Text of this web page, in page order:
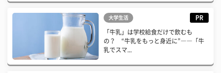
大学生活 PR
「牛乳」は学校給食だけで飲むも
の？ “牛乳をもっと身近に”――「牛
乳でスマ...